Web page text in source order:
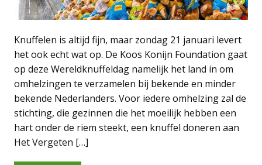
Knuffelen is altijd fijn, maar zondag 21 januari levert
het ook echt wat op. De Koos Konijn Foundation gaat
op deze Wereldknuffeldag namelijk het land in om
omhelzingen te verzamelen bij bekende en minder
bekende Nederlanders. Voor iedere omhelzing zal de
stichting, die gezinnen die het moeilijk hebben een
hart onder de riem steekt, een knuffel doneren aan
Het Vergeten […]